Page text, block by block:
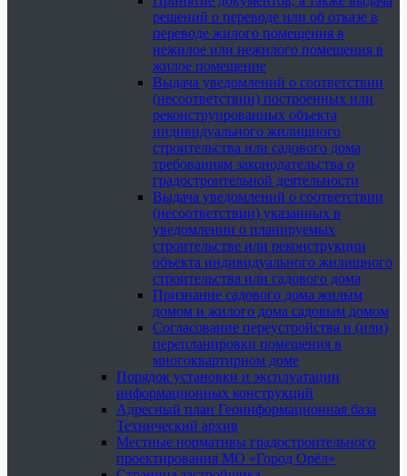
решений о переводе или об отказе в
переводе жилого помещения в
нежилое или нежилого помещения в
жилое помещение
Выдача уведомлений о соответствии
(несоответствии) построенных или
реконструированных объекта
индивидуального жилищного
строительства или садового дома
требованиям законодательства о
градостроительной деятельности
Выдача уведомлений о соответствии
(несоответствии) указанных в
уведомлении о планируемых
строительстве или реконструкции
объекта индивидуального жилищного
строительства или садового дома
Признание садового дома жилым
домом и жилого дома садовым домом
Согласование переустройства и (или)
перепланировки помещения в
многоквартирном доме
Порядок установки и эксплуатации
информационных конструкций
Адресный план Геоинформационная база
Технический архив
Местные нормативы градостроительного
проектирования МО «Город Орёл»